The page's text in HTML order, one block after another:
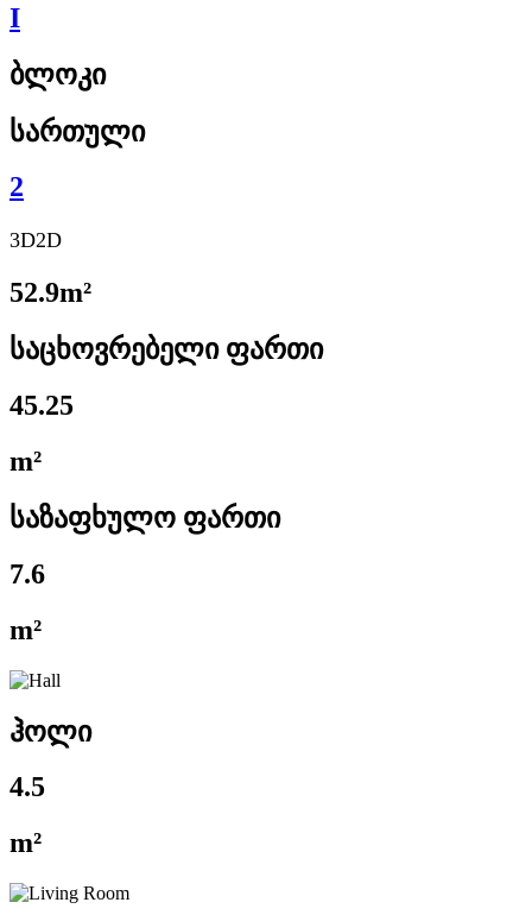
I
ბლოკი
სართული
2
3D2D
52.9m²
საცხოვრებელი ფართი
45.25
m²
საზაფხულო ფართი
7.6
m²
ჰოლი
4.5
m²